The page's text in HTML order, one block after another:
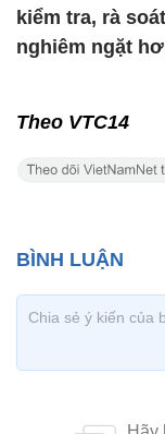
kiểm tra, rà
nghiêm ngặt
Theo VTC14